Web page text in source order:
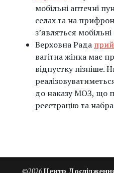
мобільні аптечні
селах та на
з’являться
Верховна Рада
вагітна жінка має
відпустку пізніше.
до наказу МОЗ, що
реєстрацію та
©2026Центр